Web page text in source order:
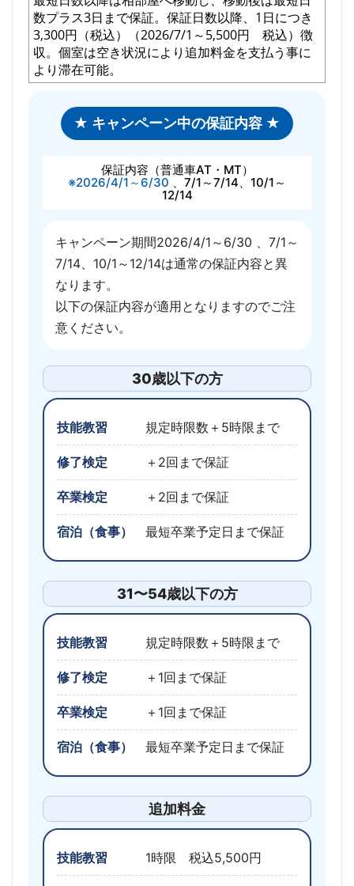
数プラス3日まで保証。保証日数以降、1日につき
3,300円（税込）（2026/7/1～5,500円 税込）徴
収。個室は空き状況により追加料金を支払う事に
より滞在可能。
★ キャンペーン中の保証内容 ★
保証内容（普通車AT・MT）
※2026/4/1～6/30 、7/1～7/14、10/1～
12/14
キャンペーン期間2026/4/1～6/30 、7/1～
7/14、10/1～12/14は通常の保証内容と異
なります。
以下の保証内容が適用となりますのでご注
意ください。
30歳以下の方
技能教習 規定時限数＋5時限まで
修了検定 ＋2回まで保証
卒業検定 ＋2回まで保証
宿泊（食事） 最短卒業予定日まで保証
31〜54歳以下の方
技能教習 規定時限数＋5時限まで
修了検定 ＋1回まで保証
卒業検定 ＋1回まで保証
宿泊（食事） 最短卒業予定日まで保証
追加料金
技能教習 1時限 税込5,500円